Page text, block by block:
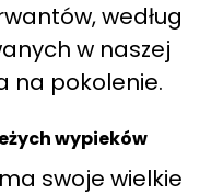
według
w naszej
na pokolenie.
wypieków
swoje wielkie